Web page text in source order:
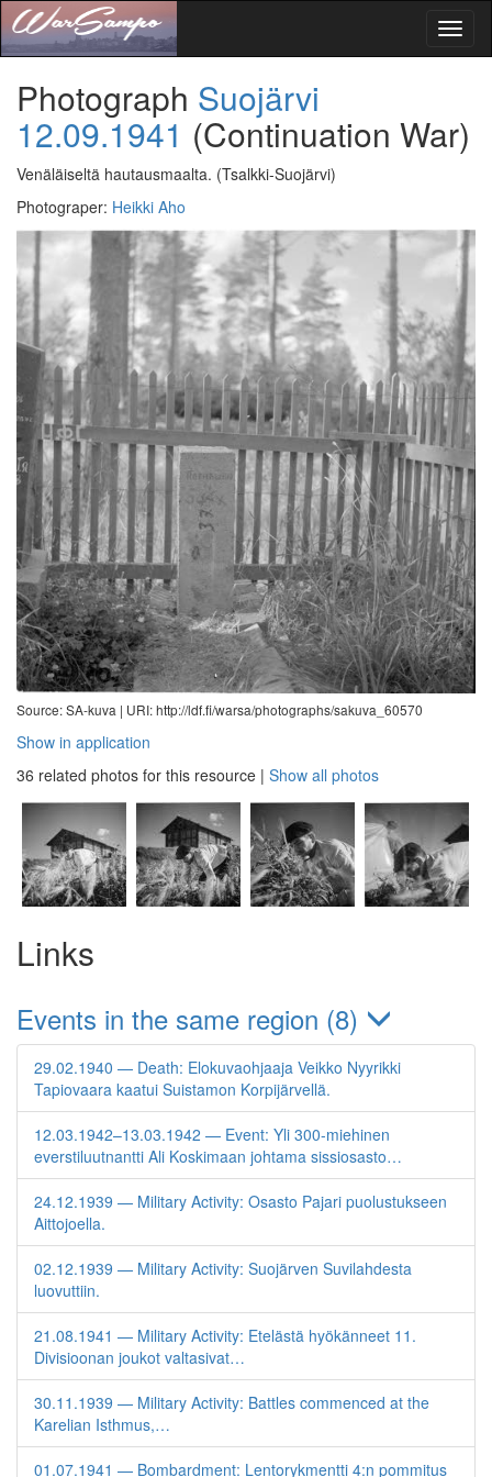
Photograph Suojärvi
12.09.1941 (Continuation War)
Venäläiseltä hautausmaalta. (Tsalkki-Suojärvi)
Photograper: Heikki Aho
Source: SA-kuva | URI: http://ldf.fi/warsa/photographs/sakuva_60570
Show in application
36 related photos for this resource | Show all photos
Links
Events in the same region (8)
29.02.1940 — Death: Elokuvaohjaaja Veikko Nyyrikki
Tapiovaara kaatui Suistamon Korpijärvellä.
12.03.1942–13.03.1942 — Event: Yli 300-miehinen
everstiluutnantti Ali Koskimaan johtama sissiosasto…
24.12.1939 — Military Activity: Osasto Pajari puolustukseen
Aittojoella.
02.12.1939 — Military Activity: Suojärven Suvilahdesta
luovuttiin.
21.08.1941 — Military Activity: Etelästä hyökänneet 11.
Divisioonan joukot valtasivat…
30.11.1939 — Military Activity: Battles commenced at the
Karelian Isthmus,…
01.07.1941 — Bombardment: Lentorykmentti 4:n pommitus